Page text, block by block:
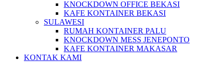
KNOCKDOWN OFFICE BEKASI
KAFE KONTAINER BEKASI
SULAWESI
RUMAH KONTAINER PALU
KNOCKDOWN MESS JENEPONTO
KAFE KONTAINER MAKASAR
KONTAK KAMI